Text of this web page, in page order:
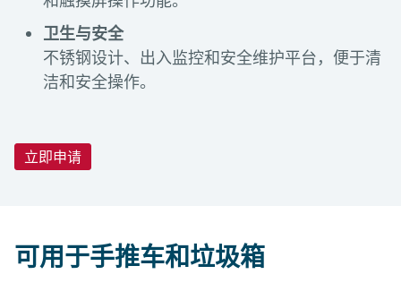
卫生与安全
不锈钢设计、出入监控和安全维护平台，便于清
洁和安全操作。
立即申请
最大平台容量 750 千克
作为手动进料和出料的独立系统运行。随着需求的增
长，Bin Tower 可以升级为带有集成传送系统的全自
可用于手推车和垃圾箱